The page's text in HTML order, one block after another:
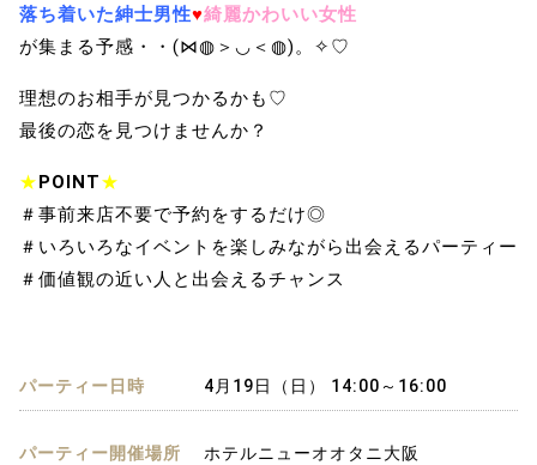
落ち着いた紳士男性♥綺麗かわいい女性
が集まる予感・・(⋈◍＞◡＜◍)。✧♡
理想のお相手が見つかるかも♡
最後の恋を見つけませんか？
★POINT★
＃事前来店不要で予約をするだけ◎
＃いろいろなイベントを楽しみながら出会えるパーティー
＃価値観の近い人と出会えるチャンス
パーティー日時 4月19日（日） 14:00～16:00
パーティー開催場所 ホテルニューオオタニ大阪